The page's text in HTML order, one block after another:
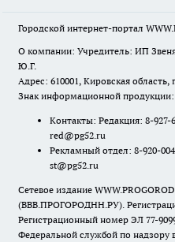
Городской интернет-портал
О компании: Учредитель: ИП
Ю.Г.
Адрес: 610001, Кировская
Знак информационной продукции:
Контакты: Редакция: 8-
red@pg52.ru
Рекламный отдел: 8-920-
st@pg52.ru
Сетевое издание
(ВВВ.ПРОГОРОДНН.РУ).
Регистрационный номер ЭЛ 77-
Федеральной службой по